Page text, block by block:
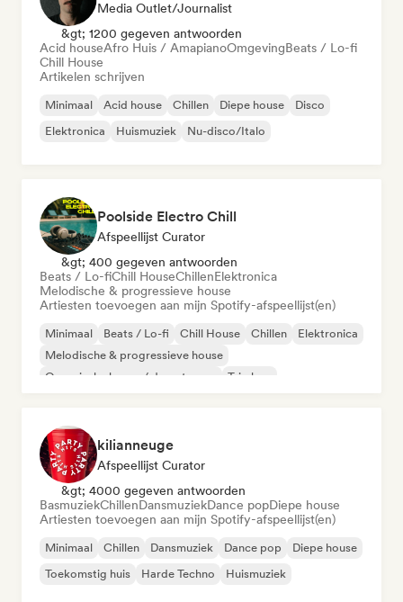
Media Outlet/Journalist
&gt; 1200 gegeven antwoorden
Acid houseAfro Huis / AmapianoOmgevingBeats / Lo-fi
Chill House
Artikelen schrijven
Minimaal Acid house Chillen Diepe house
Disco
Elektronica
Huismuziek Nu-disco/Italo
Poolside Electro Chill
Afspeellijst Curator
&gt; 400 gegeven antwoorden
Beats / Lo-fiChill HouseChillenElektronica
Melodische & progressieve house
Artiesten toevoegen aan mijn Spotify-afspeellijst(en)
Minimaal Beats / Lo-fi Chill House Chillen
Elektronica
Melodische & progressieve house
Organische house / downtempo
Trip hop
kilianneuge
Afspeellijst Curator
&gt; 4000 gegeven antwoorden
BasmuziekChillenDansmuziekDance popDiepe house
Artiesten toevoegen aan mijn Spotify-afspeellijst(en)
Minimaal Chillen Dansmuziek Dance pop
Diepe house
Toekomstig huis
Harde Techno Huismuziek